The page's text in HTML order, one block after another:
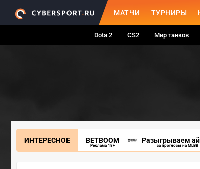
МАТЧИ ТУРНИРЫ
Dota 2 CS2 Мир танков
ИНТЕРЕСНОЕ BETBOOM
Реклама 18+
Разыгрываем
за прогнозы на MLBB